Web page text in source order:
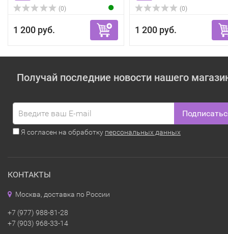
(0)
1 200 руб.
(0)
1 200 руб.
Получай последние новости нашего
Я согласен на обработку персональных данных
КОНТАКТЫ
Москва, доставка по России
+7 (977) 988-81-28
+7 (903) 968-33-14